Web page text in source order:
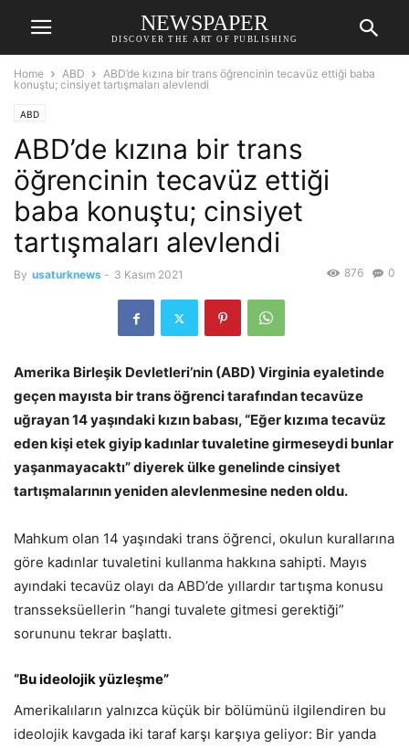
NEWSPAPER
DISCOVER THE ART OF PUBLISHING
Home ABD
ABD’de kızına bir trans öğrencinin tecavüz ettiği baba
konuştu; cinsiyet tartışmaları alevlendi
ABD
ABD’de kızına bir trans
öğrencinin tecavüz ettiği
baba konuştu; cinsiyet
tartışmaları alevlendi
By usaturknews - 3 Kasım 2021 0
876
Amerika Birleşik Devletleri’nin (ABD) Virginia eyaletinde
geçen mayısta bir trans öğrenci tarafından tecavüze
uğrayan 14 yaşındaki kızın babası, “Eğer kızıma tecavüz
eden kişi etek giyip kadınlar tuvaletine girmeseydi bunlar
yaşanmayacaktı” diyerek ülke genelinde cinsiyet
tartışmalarının yeniden alevlenmesine neden oldu.
Mahkum olan 14 yaşındaki trans öğrenci, okulun kurallarına
göre kadınlar tuvaletini kullanma hakkına sahipti. Mayıs
ayındaki tecavüz olayı da ABD’de yıllardır tartışma konusu
transseksüellerin “hangi tuvalete gitmesi gerektiği”
sorununu tekrar başlattı.
“Bu ideolojik yüzleşme”
Amerikalıların yalnızca küçük bir bölümünü ilgilendiren bu
ideolojik kavgada iki taraf karşı karşıya geliyor: Bir yanda